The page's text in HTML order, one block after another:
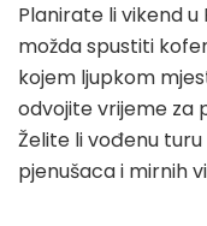
Planirate li vikend
možda spustiti
kojem ljupkom
odvojite vrijeme za
Želite li vođenu
pjenušaca i mirnih